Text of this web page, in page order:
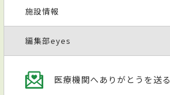
施設情報
編集部eyes
医療機関へありがとうを送る